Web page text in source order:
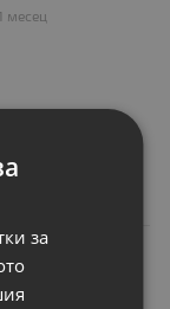
месец
за